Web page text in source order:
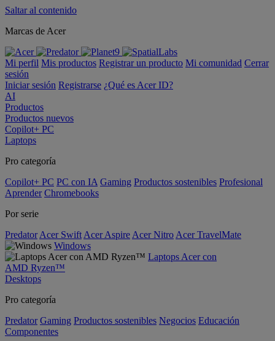
Saltar al contenido
Marcas de Acer
Mi perfil Mis productos Registrar un producto Mi comunidad Cerrar
sesión
Iniciar sesión Registrarse ¿Qué es Acer ID?
AI
Productos
Productos nuevos
Copilot+ PC
Laptops
Pro categoría
Copilot+ PC PC con IA Gaming Productos sostenibles Profesional
Aprender Chromebooks
Por serie
Predator Acer Swift Acer Aspire Acer Nitro Acer TravelMate
Windows
Laptops Acer con
AMD Ryzen™
Desktops
Pro categoría
Predator Gaming Productos sostenibles Negocios Educación
Componentes